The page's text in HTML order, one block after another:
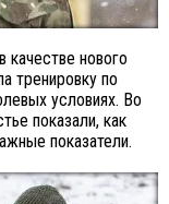
нового
тренировку по
условиях. Во
показали, как
показатели.